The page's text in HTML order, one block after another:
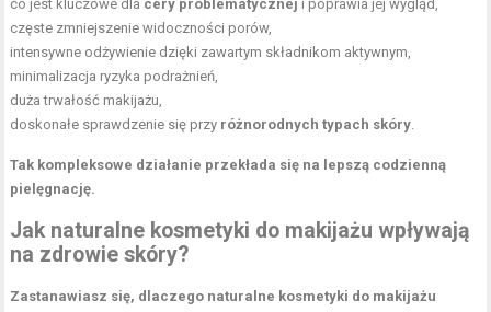
co jest kluczowe dla cery problematycznej i poprawia jej wygląd,
częste zmniejszenie widoczności porów,
intensywne odżywienie dzięki zawartym składnikom aktywnym,
minimalizacja ryzyka podrażnień,
dużatrwałość makijażu,
doskonałe sprawdzenie się przy różnorodnych typach skóry.
Tak kompleksowe działanie przekłada się na lepszą codzienną
pielęgnację.
Jak naturalne kosmetyki do makijażu wpływają
na zdrowie skóry?
Zastanawiasz się, dlaczego naturalne kosmetyki do makijażu